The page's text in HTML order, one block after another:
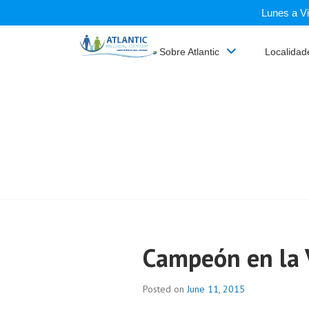
to
Lunes a
ATLANTIC
MEDICALSobre Atlantic
Campeón en la
Posted onJune 11, 2015